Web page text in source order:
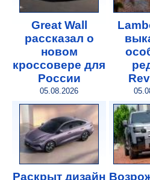
Great Wall
рассказал о
новом
кроссовере для
России
05.08.2026
Раскрыт дизайн